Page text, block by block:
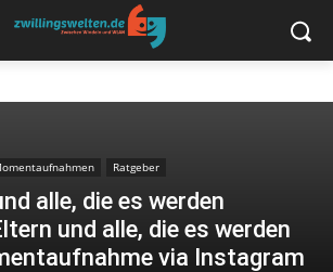
Ratgeber
alle, die es werden
und alle, die es werden
via Instagram